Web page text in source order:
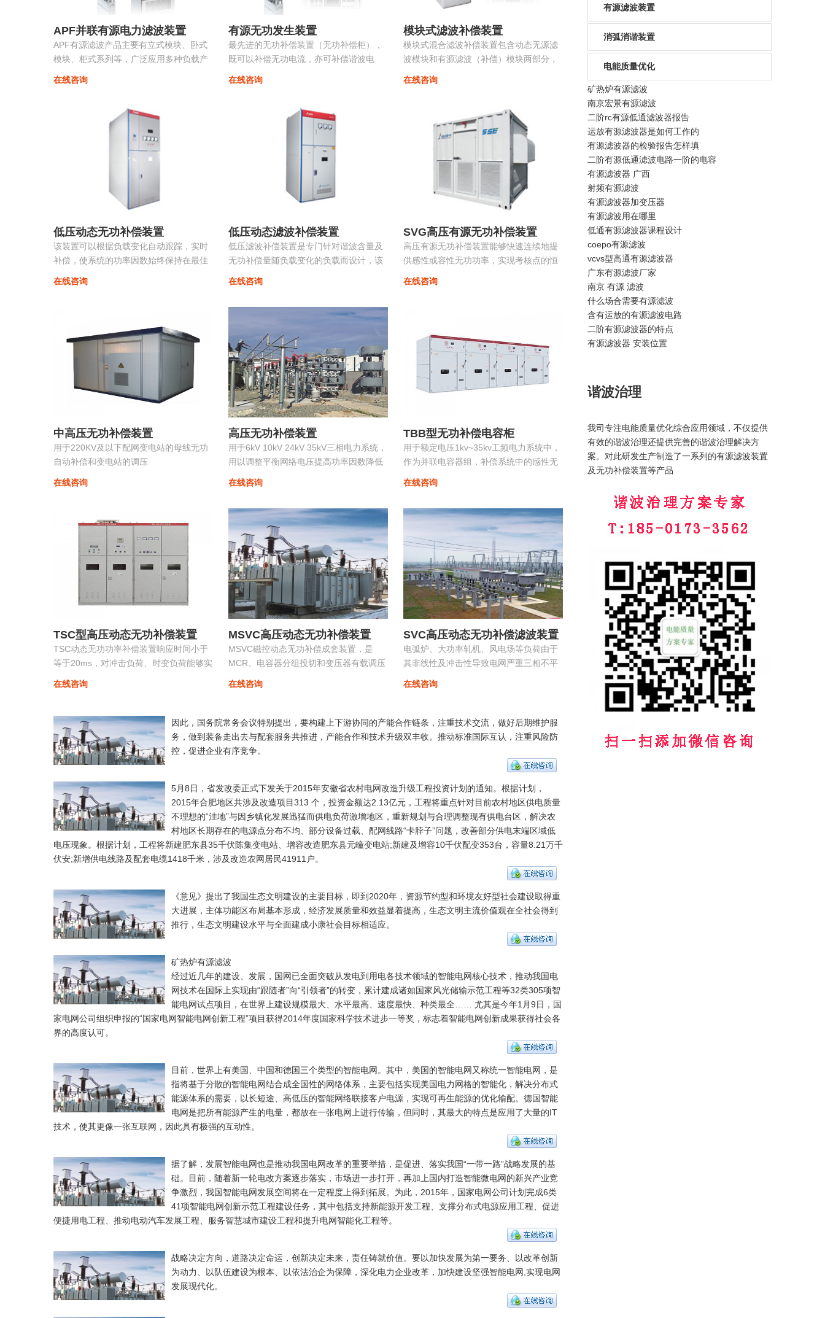
APF并联有源电力滤波装置
APF有源滤波产品主要有立式模块、卧式
模块、柜式系列等，广泛应用多种负载产
生的谐波。
在线咨询
有源无功发生装置
最先进的无功补偿装置（无功补偿柜），
既可以补偿无功电流，亦可补偿谐波电
流，改善三相不平衡，抑制电压波动和闪
变，抑制系统振荡...
在线咨询
模块式滤波补偿装置
模块式混合滤波补偿装置包含动态无源滤
波模块和有源滤波（补偿）模块两部分，
共同承担无功补偿和谐波治理的任务。有
源部分和无源部分均由同一控制器控制。
调节无功并抑制特征次谐波电流。有源滤
波模块动态消除谐波，兼顾系统无功补
在线咨询
低压动态无功补偿装置
该装置可以根据负载变化自动跟踪，实时
补偿，使系统的功率因数始终保持在最佳
点，同时采用模块化系列，可以进行自由
组合，组装维护极为方便且可以进行随意
在线咨询
低压动态滤波补偿装置
低压滤波补偿装置是专门针对谐波含量及
无功补偿量随负载变化的负载而设计，该
装置根据负载变化自动跟踪，实时控制各
滤波支路的投切，在滤除谐波电流的同
在线咨询
SVG高压有源无功补偿装置
高压有源无功补偿装置能够快速连续地提
供感性或容性无功功率，实现考核点的恒
定无功、恒定功率因数等，保障电力系统
稳定、高效、优质地运行。在配电网中将
电压波动、抑制谐波污染等并显著改善电
在线咨询
中高压无功补偿装置
用于220KV及以下配网变电站的母线无功
自动补偿和变电站的调压
在线咨询
高压无功补偿装置
用于6kV 10kV 24kV 35kV三相电力系统，
用以调整平衡网络电压提高功率因数降低
损耗提高供电质量。
在线咨询
TBB型无功补偿电容柜
用于额定电压1kv~35kv工频电力系统中，
作为并联电容器组，补偿系统中的感性无
功，用以提高电网功率因数，改善配电电
压质量
在线咨询
TSC型高压动态无功补偿装置
TSC动态无功功率补偿装置响应时间小于
等于20ms，对冲击负荷、时变负荷能够实
时监测、动态补偿、实现功率因数补偿至
0.9以上的目标，具有动态补偿无功功率和
在线咨询
MSVC高压动态无功补偿装置
MSVC磁控动态无功补偿成套装置，是
MCR、电容器分组投切和变压器有载调压
功能为一体的无功补偿及电压优化自动控
制装置。
在线咨询
SVC高压动态无功补偿滤波装置
电弧炉、大功率轧机、风电场等负荷由于
其非线性及冲击性导致电网严重三相不平
衡，产生负序电流，导致的功率因数降低
具有快速响应及动态补偿的功能。
在线咨询
因此，国务院常务会议特别提出，要构建上下游协同的产能合作链条，注重技术交流，做好后期维护服
务，做到装备走出去与配套服务共推进，产能合作和技术升级双丰收。推动标准国际互认，注重风险防
控，促进企业有序竞争。
5月8日，省发改委正式下发关于2015年安徽省农村电网改造升级工程投资计划的通知。根据计划，
2015年合肥地区共涉及改造项目313 个，投资金额达2.13亿元，工程将重点针对目前农村地区供电质量
不理想的“洼地”与因乡镇化发展迅猛而供电负荷激增地区，重新规划与合理调整现有供电台区，解决农
村地区长期存在的电源点分布不均、部分设备过载、配网线路“卡脖子”问题，改善部分供电末端区域低
电压现象。根据计划，工程将新建肥东县35千伏陈集变电站、增容改造肥东县元疃变电站;新建及增容10千伏配变353台，容量8.21万千
伏安;新增供电线路及配套电缆1418千米，涉及改造农网居民41911户。
《意见》提出了我国生态文明建设的主要目标，即到2020年，资源节约型和环境友好型社会建设取得重
大进展，主体功能区布局基本形成，经济发展质量和效益显着提高，生态文明主流价值观在全社会得到
推行，生态文明建设水平与全面建成小康社会目标相适应。
矿热炉有源滤波
经过近几年的建设、发展，国网已全面突破从发电到用电各技术领域的智能电网核心技术，推动我国电
网技术在国际上实现由“跟随者”向“引领者”的转变，累计建成诸如国家风光储输示范工程等32类305项智
能电网试点项目，在世界上建设规模最大、水平最高、速度最快、种类最全…… 尤其是今年1月9日，国
家电网公司组织申报的“国家电网智能电网创新工程”项目获得2014年度国家科学技术进步一等奖，标志着智能电网创新成果获得社会各
界的高度认可。
目前，世界上有美国、中国和德国三个类型的智能电网。其中，美国的智能电网又称统一智能电网，是
指将基于分散的智能电网结合成全国性的网络体系，主要包括实现美国电力网格的智能化，解决分布式
能源体系的需要，以长短途、高低压的智能网络联接客户电源，实现可再生能源的优化输配。德国智能
电网是把所有能源产生的电量，都放在一张电网上进行传输，但同时，其最大的特点是应用了大量的IT
技术，使其更像一张互联网，因此具有极强的互动性。
据了解，发展智能电网也是推动我国电网改革的重要举措，是促进、落实我国“一带一路”战略发展的基
础。目前，随着新一轮电改方案逐步落实，市场进一步打开，再加上国内打造智能微电网的新兴产业竞
争激烈，我国智能电网发展空间将在一定程度上得到拓展。为此，2015年，国家电网公司计划完成6类
41项智能电网创新示范工程建设任务，其中包括支持新能源开发工程、支撑分布式电源应用工程、促进
便捷用电工程、推动电动汽车发展工程、服务智慧城市建设工程和提升电网智能化工程等。
战略决定方向，道路决定命运，创新决定未来，责任铸就价值。要以加快发展为第一要务、以改革创新
为动力、以队伍建设为根本、以依法治企为保障，深化电力企业改革，加快建设坚强智能电网,实现电网
发展现代化。
有源滤波装置
消弧消谐装置
电能质量优化
矿热炉有源滤波
南京宏景有源滤波
二阶rc有源低通滤波器报告
运放有源滤波器是如何工作的
有源滤波器的检验报告怎样填
二阶有源低通滤波电路一阶的电容
有源滤波器 广西
射频有源滤波
有源滤波器加变压器
有源滤波用在哪里
低通有源滤波器课程设计
coepo有源滤波
vcvs型高通有源滤波器
广东有源滤波厂家
南京 有源 滤波
什么场合需要有源滤波
含有运放的有源滤波电路
二阶有源滤波器的特点
有源滤波器 安装位置
谐波治理
我司专注电能质量优化综合应用领域，不仅提供
有效的谐波治理还提供完善的谐波治理解决方
案。对此研发生产制造了一系列的有源滤波装置
及无功补偿装置等产品